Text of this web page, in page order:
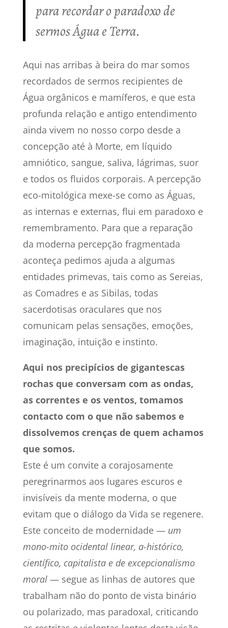
para recordar o paradoxo de
sermos Água e Terra.
Aqui nas arribas à beira do mar somos
recordados de sermos recipientes de
Água orgânicos e mamíferos, e que esta
profunda relação e antigo entendimento
ainda vivem no nosso corpo desde a
concepção até à Morte, em líquido
amniótico, sangue, saliva, lágrimas, suor
e todos os fluidos corporais. A percepção
eco-mitológica mexe-se como as Águas,
as internas e externas, flui em paradoxo e
remembramento. Para que a reparação
da moderna percepção fragmentada
aconteça pedimos ajuda a algumas
entidades primevas, tais como as Sereias,
as Comadres e as Sibilas, todas
sacerdotisas oraculares que nos
comunicam pelas sensações, emoções,
imaginação, intuição e instinto.
Aqui nos precipícios de gigantescas
rochas que conversam com as ondas,
as correntes e os ventos, tomamos
contacto com o que não sabemos e
dissolvemos crenças de quem achamos
que somos.
Este é um convite a corajosamente
peregrinarmos aos lugares escuros e
invisíveis da mente moderna, o que
evitam que o diálogo da Vida se regenere.
Este conceito de modernidade — um
mono-mito ocidental linear, a-histórico,
científico, capitalista e de excepcionalismo
moral— segue as linhas de autores que
trabalham não do ponto de vista binário
ou polarizado, mas paradoxal, criticando